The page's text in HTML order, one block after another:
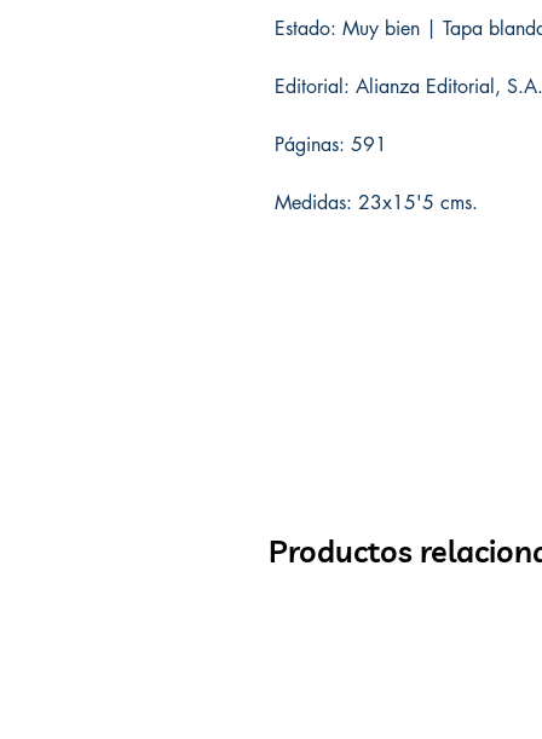
Estado: Muy bien | Tapa
Editorial: Alianza Editorial,
Páginas: 591
Medidas: 23x15'5 cms.
Productos